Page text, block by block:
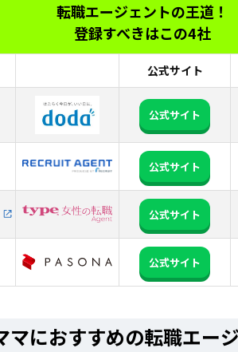
転職エージェントの王道！
登録すべきはこの4社
公式サイト
公式サイト
公式サイト
公式サイト
公式サイト
マにおすすめの転職エー